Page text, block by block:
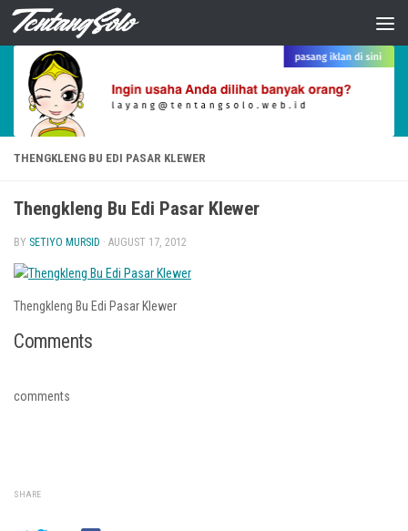
Skip to content
THENGKLENG BU EDI PASAR KLEWER
Thengkleng Bu Edi Pasar Klewer
BY SETIYO MURSID · AUGUST 17, 2012
Thengkleng Bu Edi Pasar Klewer
Comments
comments
SHARE